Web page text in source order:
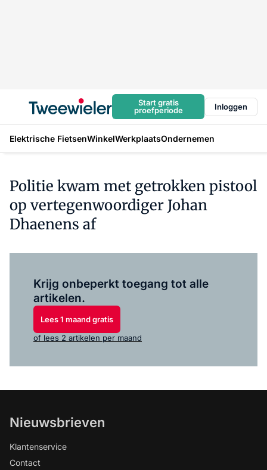
Start gratis
proefperiode
Inloggen
Elektrische FietsenWinkelWerkplaatsOndernemen
Politie kwam met getrokken pistool
op vertegenwoordiger Johan
Dhaenens af
Krijg onbeperkt toegang tot alle
artikelen.
Lees 1 maand gratis
of lees 2 artikelen per maand
Nieuwsbrieven
Klantenservice
Contact